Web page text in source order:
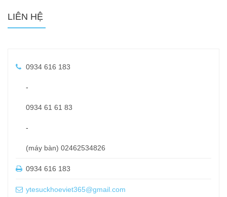
LIÊN HỆ
0934 616 183
-
0934 61 61 83
-
(máy bàn) 02462534826
0934 616 183
ytesuckhoeviet365@gmail.com